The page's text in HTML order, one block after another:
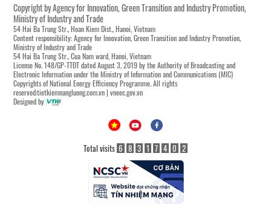
Copyright by Agency for Innovation, Green Transition and Industry Promotion,
Ministry of Industry and Trade
54 Hai Ba Trung Str., Hoan Kiem Dist., Hanoi, Vietnam
Content responsibility: Agency for Innovation, Green Transition and Industry Promotion,
Ministry of Industry and Trade
54 Hai Ba Trung Str., Cua Nam ward, Hanoi, Vietnam
License No. 148/GP-TTĐT dated August 3, 2019 by the Authority of Broadcasting and
Electronic Information under the Ministry of Information and Communications (MIC)
Copyrights of National Energy Efficiency Programme. All rights
reserved:tietkiemnangluong.com.vn | vneec.gov.vn
Designed by
Total visits 6 8 3 1 7 4 0 2